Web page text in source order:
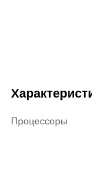
Процессоры